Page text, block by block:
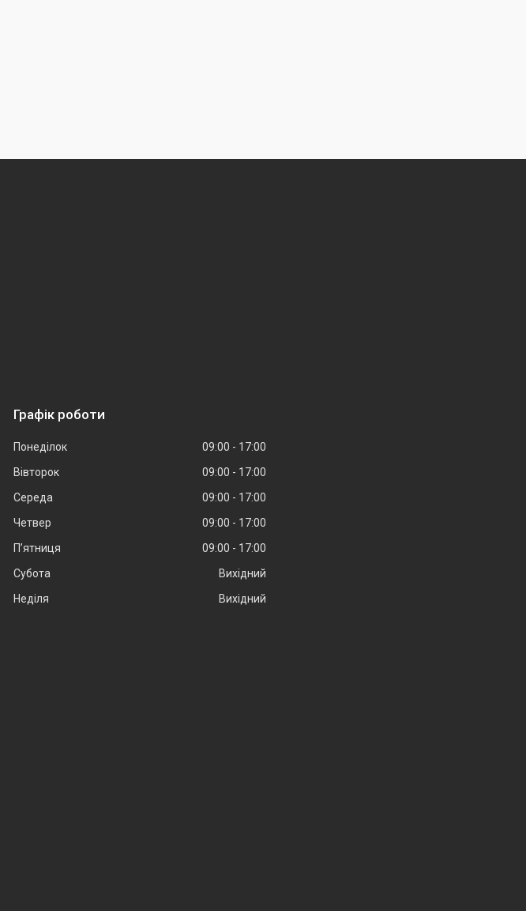
Графік роботи
Понеділок 09:00
17:00
Вівторок
09:00
17:00
Середа
09:00
17:00
Четвер
09:00
17:00
Пʼятниця
09:00
17:00
Субота
Вихідний
Неділя
Вихідний